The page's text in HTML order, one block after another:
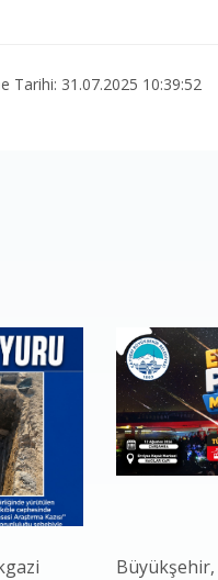
Tarihi: 31.07.2025 10:39:52
Büyükşehir,